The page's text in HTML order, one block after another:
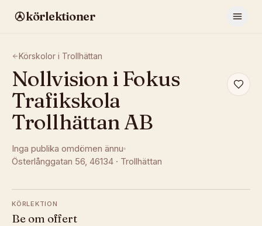
körlektioner
Körskolor i Trollhättan
Nollvision i Fokus
Trafikskola
Trollhättan AB
Inga publika omdömen ännu
Österlånggatan 56, 46134 · Trollhättan
KÖRLEKTION
Be om offert